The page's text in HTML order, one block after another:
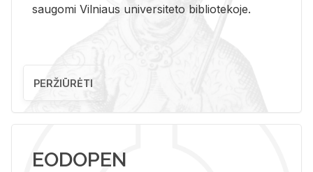
saugomi Vilniaus universiteto bibliotekoje.
PERŽIŪRĖTI
EODOPEN